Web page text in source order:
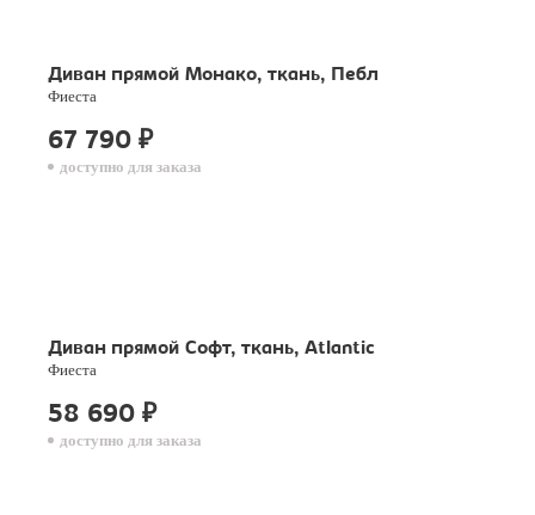
Диван прямой Монако, ткань, Пебл
Фиеста
67 790 ₽
доступно для заказа
Диван прямой Софт, ткань, Atlantic
Фиеста
58 690 ₽
доступно для заказа